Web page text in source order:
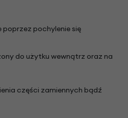
pochylenie się
do użytku wewnątrz oraz na
części zamiennych bądź